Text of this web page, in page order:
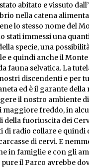
abitato e vissuto
nella catena
lo stesso nome del
stati immessi una
specie, una
e quindi anche il
fauna selvatica. La
discendenti e per
ed è il garante
il nostro ambiente
freddo, in
fuoriuscita dei
radio collare e quindi
di cervi. E
in famiglie e con gli
il Parco avrebbe